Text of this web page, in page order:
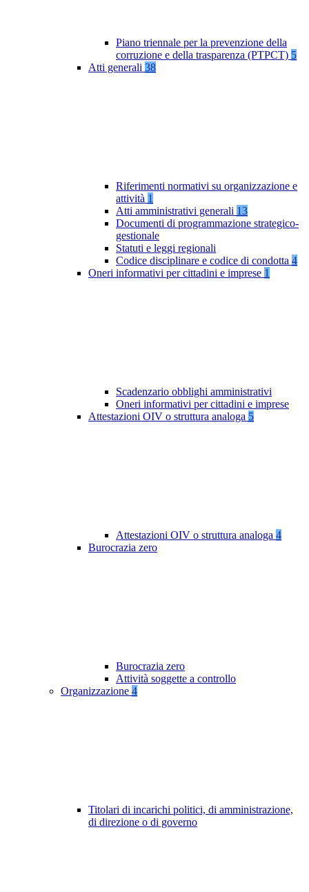
Piano triennale per la prevenzione della
corruzione e della trasparenza (PTPCT) 5
Atti generali 38
Riferimenti normativi su organizzazione e
attività 1
Atti amministrativi generali 13
Documenti di programmazione strategico-
gestionale
Statuti e leggi regionali
Codice disciplinare e codice di condotta 4
Oneri informativi per cittadini e imprese 1
Scadenzario obblighi amministrativi
Oneri informativi per cittadini e imprese
Attestazioni OIV o struttura analoga 5
Attestazioni OIV o struttura analoga 4
Burocrazia zero
Burocrazia zero
Attività soggette a controllo
Organizzazione 4
Titolari di incarichi politici, di amministrazione,
di direzione o di governo